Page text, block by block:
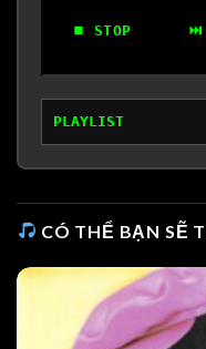
⏹ STOP ⏭
PLAYLIST
CÓ THỂ BẠN SẼ